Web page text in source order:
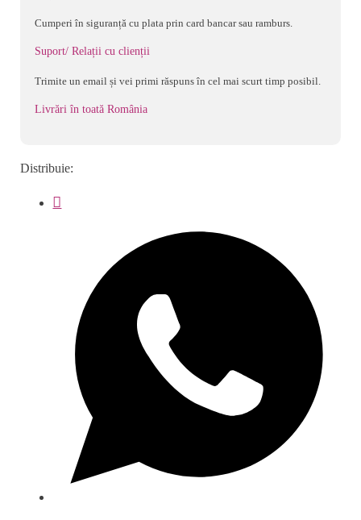
ani
Cumperi în siguranță cu plata prin card bancar sau ramburs.
Suport/ Relații cu clienții
Trimite un email și vei primi răspuns în cel mai scurt timp posibil.
Livrări în toată România
Distribuie: